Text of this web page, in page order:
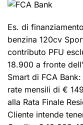
Es. di
benzina 120cv
contributo PFU
18.900 a fronte
Smart di FCA
rate mensili di €
alla Rata Finale
Cliente intende